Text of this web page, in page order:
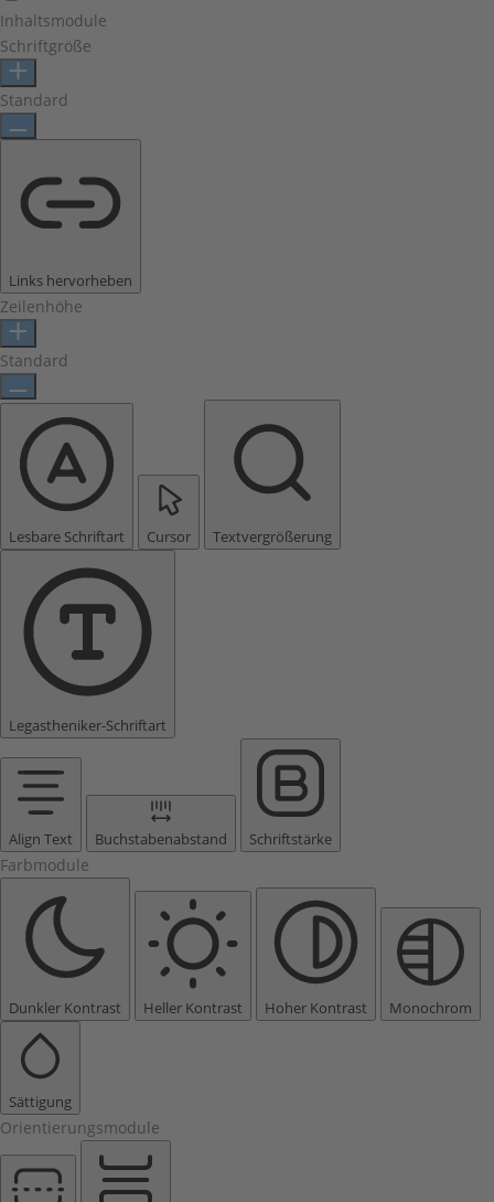
Inhaltsmodule
Schriftgröße
Standard
Links hervorheben
Zeilenhöhe
Standard
Lesbare Schriftart Cursor Textvergrößerung
Legastheniker-Schriftart
Align Text Buchstabenabstand Schriftstärke
Farbmodule
Dunkler Kontrast Heller Kontrast Hoher Kontrast Monochrom
Sättigung
Orientierungsmodule